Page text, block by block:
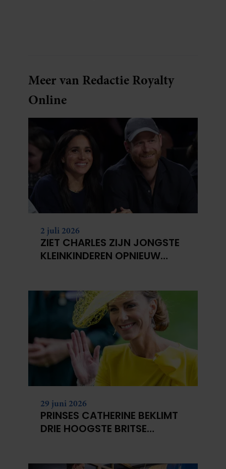
Meer van Redactie Royalty
Online
2 juli 2026
ZIET CHARLES ZIJN JONGSTE
KLEINKINDEREN OPNIEUW
29 juni 2026
PRINSES CATHERINE BEKLIMT
DRIE HOOGSTE BRITSE